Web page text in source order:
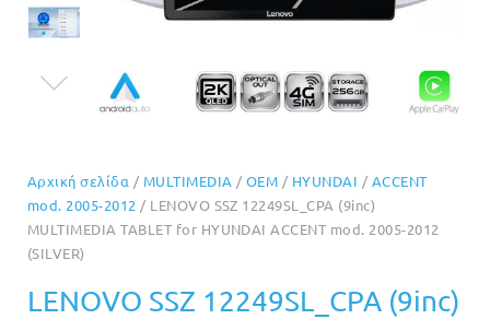
Αρχική σελίδα / MULTIMEDIA / OEM / HYUNDAI / ACCENT
mod. 2005-2012 / LENOVO SSZ 12249SL_CPA (9inc)
MULTIMEDIA TABLET for HYUNDAI ACCENT mod. 2005-2012
(SILVER)
LENOVO SSZ 12249SL_CPA (9inc)